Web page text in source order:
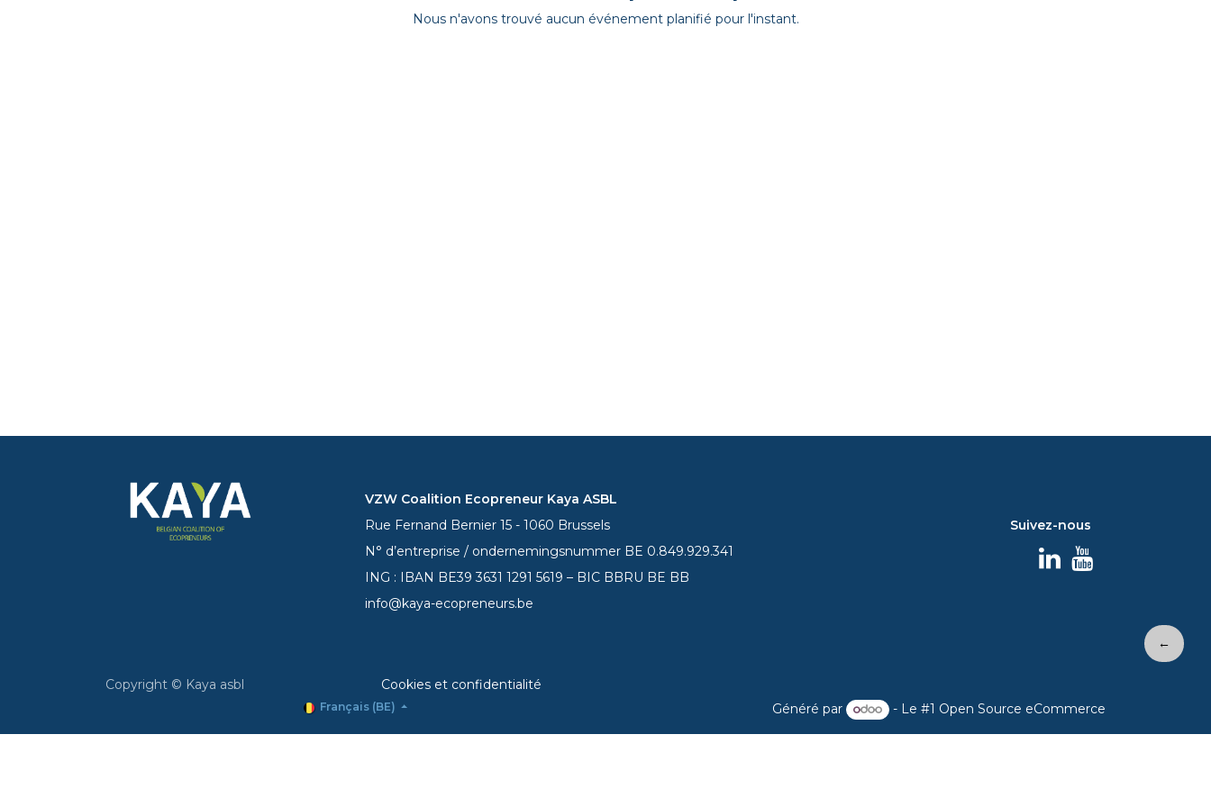
Nous n'avons trouvé aucun événement planifié pour l'instant.
Suivez-nous
←
VZW Coalition Ecopreneur Kaya ASBL
Rue Fernand Bernier 15 - 1060 Brussels
N° d’entreprise / ondernemingsnummer BE 0.849.929.341
ING : IBAN BE393631 1291 5619 – BIC BBRU BE BB
info@kaya-ecopreneurs.be
Copyright © Kaya asbl Cookies et confidentialité
Français (BE) Généré par - Le #1 Open Source eCommerce